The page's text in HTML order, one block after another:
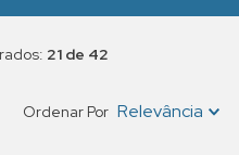
21 de 42
Ordenar Por Relevância